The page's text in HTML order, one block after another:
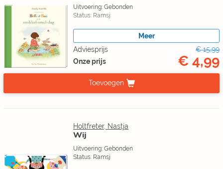
Uitvoering: Gebonden
Status: Ramsj
Meer
Adviesprijs
€ 15,99
Onze prijs
€ 4,99
Toevoegen
Holtfreter, Nastja
Wij
Uitvoering: Gebonden
Status: Ramsj